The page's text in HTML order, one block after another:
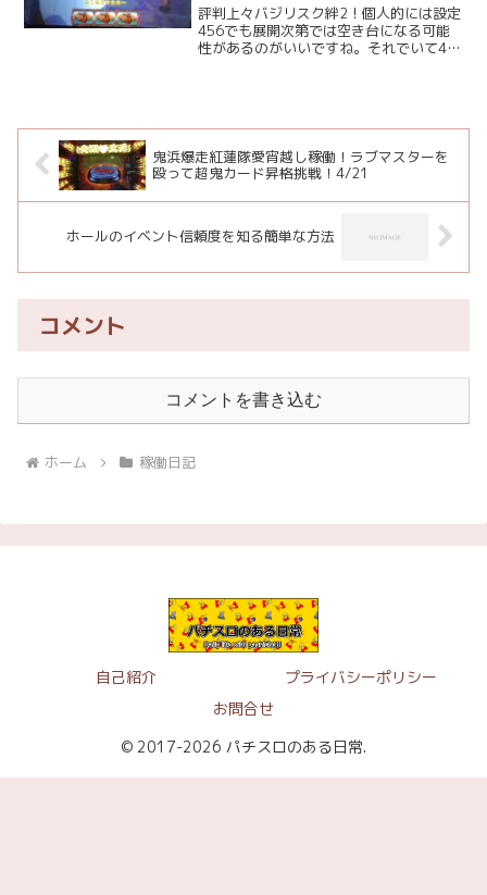
評判上々バジリスク絆2！個人的には設定
456でも展開次第では空き台になる可能
性があるのがいいですね。それでいて45
鬼浜爆走紅蓮隊愛宵越し稼働！ラブマスターを
殴って超鬼カード昇格挑戦！4/21
ホールのイベント信頼度を知る簡単な方法
コメント
コメントを書き込む
ホーム 稼働日記
自己紹介
プライバシーポリシー
お問合せ
© 2017-2026 パチスロのある日常.